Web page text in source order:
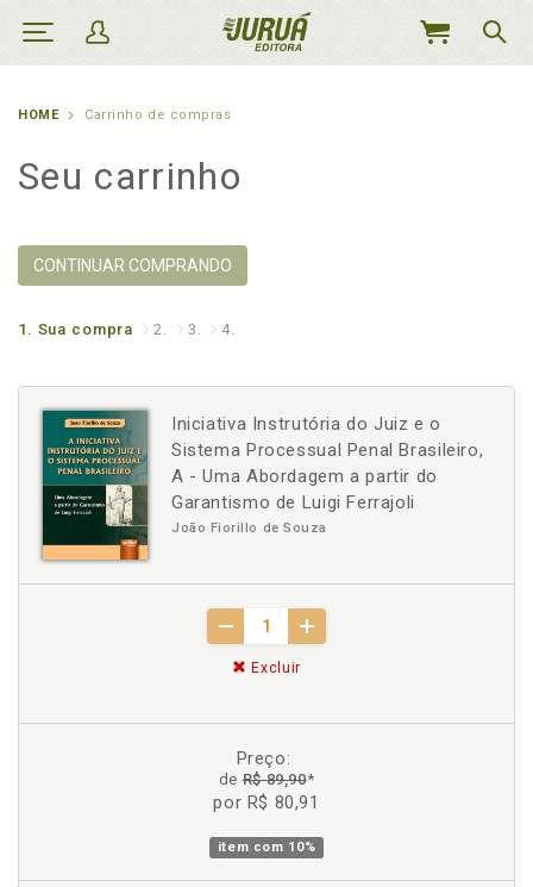
MEU
HOME Carrinho de compras
Seu carrinho
CONTINUAR COMPRANDO
1. Sua compra 2. 3. 4.
Iniciativa Instrutória do Juiz e o
Sistema Processual Penal Brasileiro,
A - Uma Abordagem a partir do
Garantismo de Luigi Ferrajoli
João Fiorillo de Souza
Excluir
Preço:
deR$ 89,90*
por R$ 80,91
item com 10%